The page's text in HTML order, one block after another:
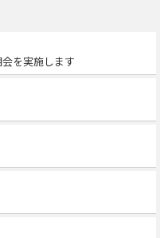
を実施します